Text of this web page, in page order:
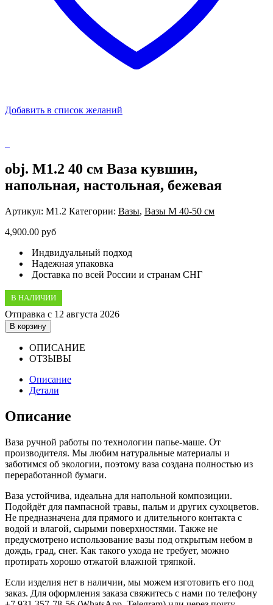
Добавить в список желаний
obj. M1.2 40 см Ваза кувшин,
напольная, настольная, бежевая
Артикул: M1.2 Категории: Вазы, Вазы М 40-50 см
4,900.00 руб
Индвидуальный подход
Надежная упаковка
Доставка по всей России и странам СНГ
Отправка с 12 августа 2026
В корзину
ОПИСАНИЕ
ОТЗЫВЫ
Описание
Детали
Описание
Ваза ручной работы по технологии папье-маше. От
производителя. Мы любим натуральные материалы и
заботимся об экологии, поэтому ваза создана полностью из
переработанной бумаги.
Ваза устойчива, идеальна для напольной композиции.
Подойдёт для пампасной травы, пальм и других сухоцветов.
Не предназначена для прямого и длительного контакта с
водой и влагой, сырыми поверхностями. Также не
предусмотрено использование вазы под открытым небом в
дождь, град, снег. Как такого ухода не требует, можно
протирать хорошо отжатой влажной тряпкой.
Если изделия нет в наличии, мы можем изготовить его под
заказ. Для оформления заказа свяжитесь с нами по телефону